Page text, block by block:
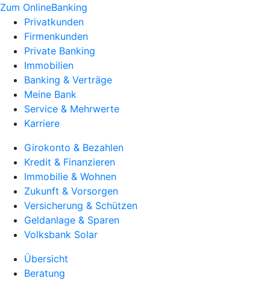
Zum OnlineBanking
Privatkunden
Firmenkunden
Private Banking
Immobilien
Banking & Verträge
Meine Bank
Service & Mehrwerte
Karriere
Girokonto & Bezahlen
Kredit & Finanzieren
Immobilie & Wohnen
Zukunft & Vorsorgen
Versicherung & Schützen
Geldanlage & Sparen
Volksbank Solar
Übersicht
Beratung